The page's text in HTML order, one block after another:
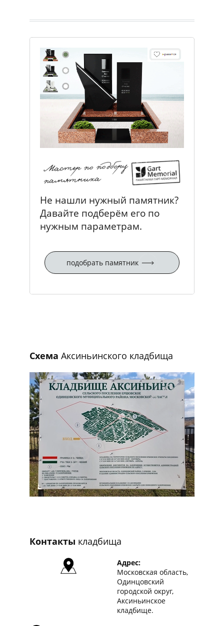
Не нашли нужный памятник?
Давайте подберём его по
нужным параметрам.
подобрать памятник
Схема Аксиньинского кладбища
Контакты кладбища
Адрес:
Московская область,
Одинцовский
городской округ,
Аксиньинское
кладбище.